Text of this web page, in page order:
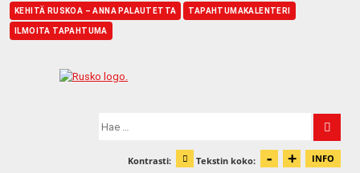
KEHITÄ RUSKOA – ANNA PALAUTETTA TAPAHTUMAKALENTERI
ILMOITA TAPAHTUMA
Hae:
Kontrasti: Muuta kontrastia
Tekstin koko: - + INFO